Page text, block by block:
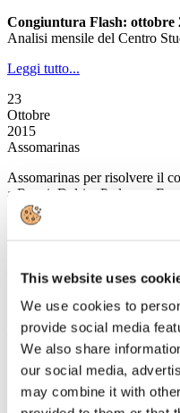
This website uses
We use cookies to
provide social media
We also share
our social media,
may combine it with
Congiuntura Flash: ottobre
Analisi mensile del Centro
Leggi tutto...
23
Ottobre
2015
Assomarinas
Assomarinas per risolvere il
a Renzi, Delrio, Padoan e
Per mettere i porti turistici in
Purtroppo non sembra
che ha ritoccato
contro la quale Assomarinas
Corte costituzionale e
di tali aumenti anche alle
rilasciate, comprometterebbe
molti porti turistici e